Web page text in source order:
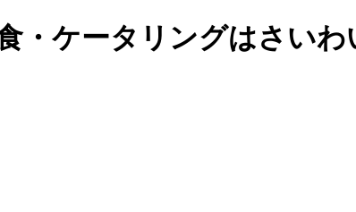
・ケータリングはさい